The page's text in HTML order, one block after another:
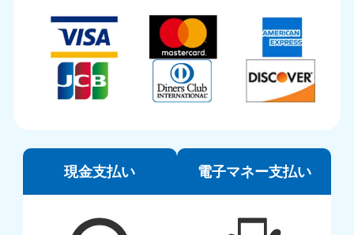
現金支払い 電子マネー支払い